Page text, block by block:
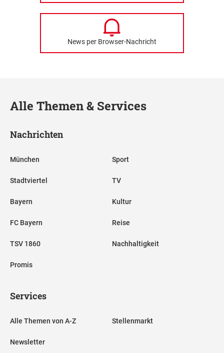
News per Browser-Nachricht
Alle Themen & Services
Nachrichten
München
Stadtviertel
Bayern
FC Bayern
TSV 1860
Promis
Sport
TV
Kultur
Reise
Nachhaltigkeit
Services
Alle Themen von A-Z
Newsletter
Stellenmarkt